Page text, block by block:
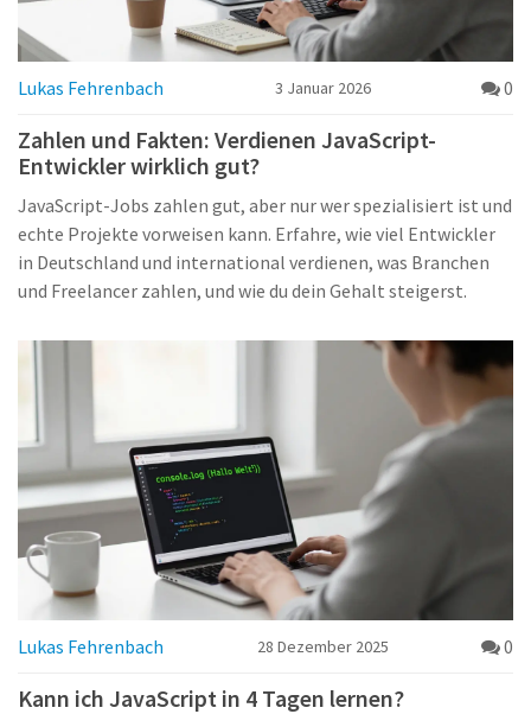
Lukas Fehrenbach 3 Januar 2026 0
Zahlen und Fakten: Verdienen JavaScript-
Entwickler wirklich gut?
JavaScript-Jobs zahlen gut, aber nur wer spezialisiert ist und
echte Projekte vorweisen kann. Erfahre, wie viel Entwickler
in Deutschland und international verdienen, was Branchen
und Freelancer zahlen, und wie du dein Gehalt steigerst.
Lukas Fehrenbach 28 Dezember 2025 0
Kann ich JavaScript in 4 Tagen lernen?